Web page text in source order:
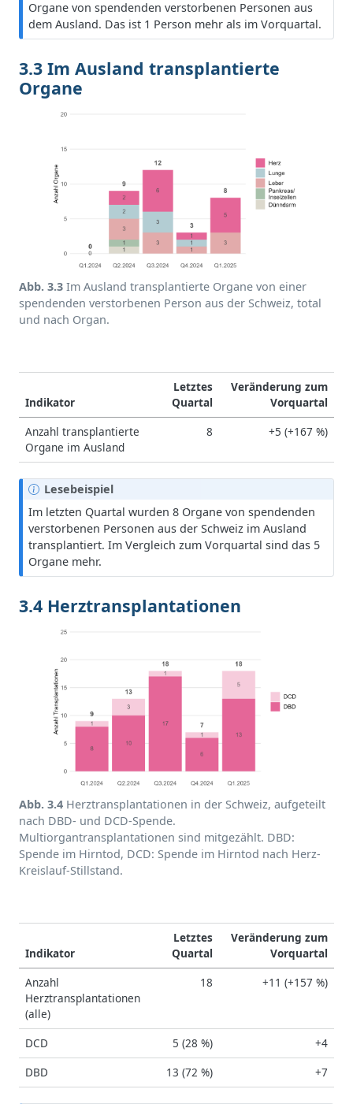
w
s
Organe von spendenden verstorbenen Personen aus
dem Ausland. Das ist 1 Person mehr als im Vorquartal.
3.3 Im Ausland transplantierte
Organe
Abb. 3.3 Im Ausland transplantierte Organe von einer
spendenden verstorbenen Person aus der Schweiz, total
und nach Organ.
Indikator
Letztes
Quartal
Veränderung zum
Vorquartal
Anzahl transplantierte
Organe im Ausland
8 +5 (+167 %)
H
n
w
e
i
Lesebeispiel
Im letzten Quartal wurden 8 Organe von spendenden
verstorbenen Personen aus der Schweiz im Ausland
transplantiert. Im Vergleich zum Vorquartal sind das 5
Organe mehr.
3.4 Herztransplantationen
Abb. 3.4 Herztransplantationen in der Schweiz, aufgeteilt
nach DBD- und DCD-Spende.
Multiorgantransplantationen sind mitgezählt. DBD:
Spende im Hirntod, DCD: Spende im Hirntod nach Herz-
Kreislauf-Stillstand.
Indikator
Letztes
Quartal
Veränderung zum
Vorquartal
Anzahl
Herztransplantationen
(alle)
18 +11 (+157 %)
DCD 5 (28 %)
+4
DBD
13 (72 %) +7